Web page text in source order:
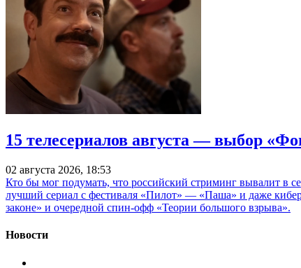
15 телесериалов августа — выбор
02 августа 2026, 18:53
Кто бы мог подумать, что российский стриминг вывалит в
лучший сериал с фестиваля «Пилот» — «Паша» и даже
законе» и очередной спин-офф «Теории большого взрыва».
Новости